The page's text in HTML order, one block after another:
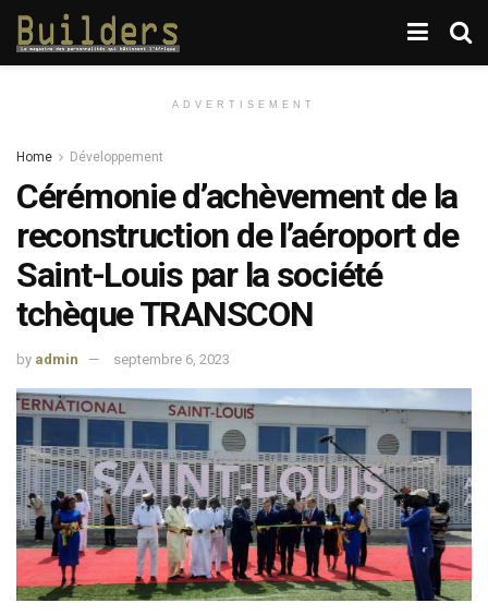
ADVERTISEMENT
Home Développement
Cérémonie d’achèvement de la
reconstruction de l’aéroport de
Saint-Louis par la société
tchèque TRANSCON
by admin septembre 6, 2023